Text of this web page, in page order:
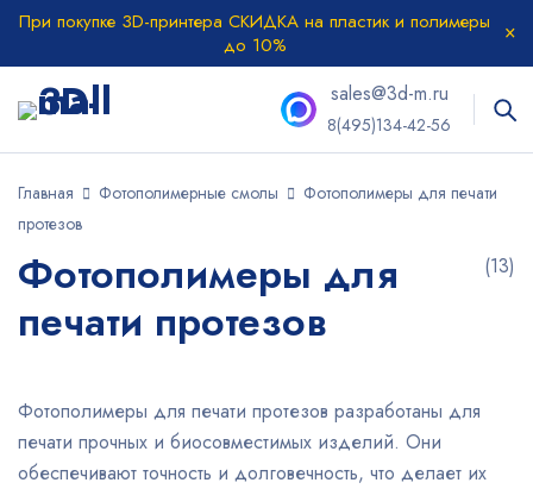
При покупке 3D-принтера СКИДКА на пластик и полимеры
до 10%
sales@3d-m.ru
8(495)134-42-56
Главная Фотополимерные смолы
Фотополимеры для печати
протезов
Фотополимеры для
печати протезов
(13)
Фотополимеры для печати протезов разработаны для
печати прочных и биосовместимых изделий. Они
обеспечивают точность и долговечность, что делает их